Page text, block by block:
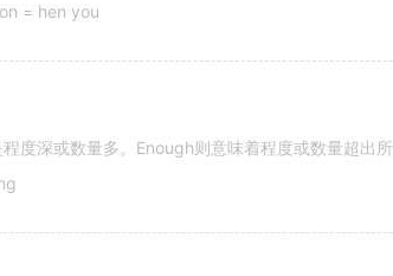
= hen you
度深或数量多。Enough则意味着程度或数量超出所